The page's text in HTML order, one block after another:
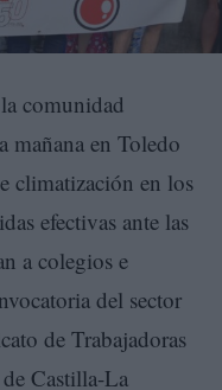
comunidad
mañana en Toledo
climatización en los
efectivas ante las
a colegios e
del sector
de Trabajadoras
Castilla-La